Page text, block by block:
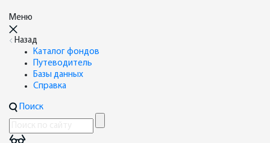
Меню
Назад
Каталог фондов
Путеводитель
Базы данных
Справка
Поиск